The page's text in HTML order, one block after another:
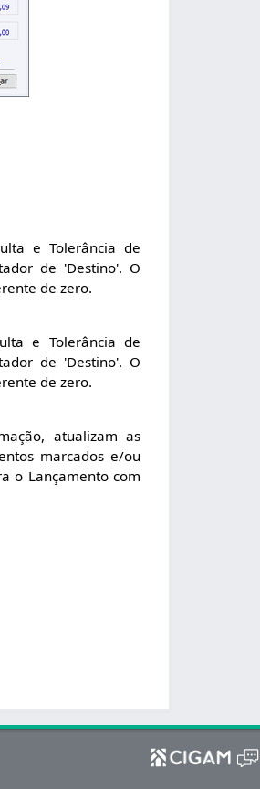
e Tolerância de
de 'Destino'. O
de zero.
e Tolerância de
de 'Destino'. O
de zero.
atualizam as
marcados e/ou
o Lançamento com